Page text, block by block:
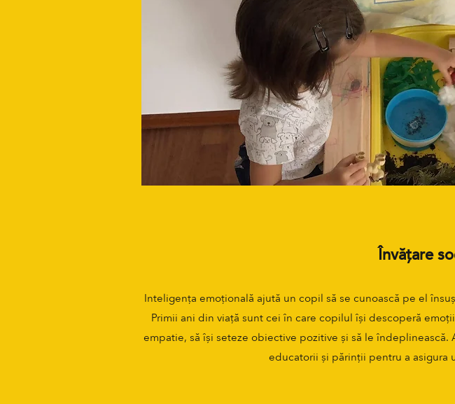
Învățare
Inteligența emoțională ajută un copil să se cunoască pe el
Primii ani din viață sunt cei în care copilul își descoperă
empatie, să își seteze obiective pozitive și să le
educatorii și părinții pentru a asigura